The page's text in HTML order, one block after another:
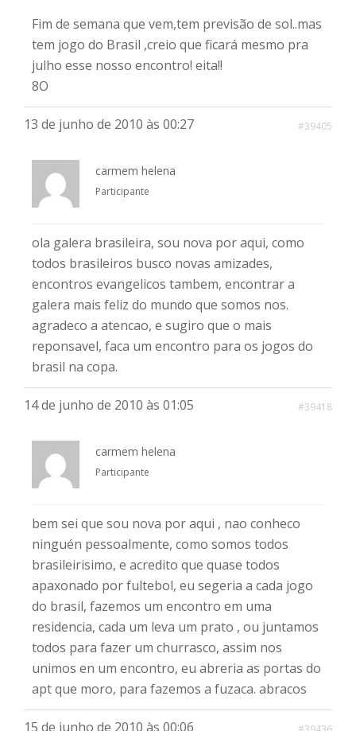
Fim de semana que vem,tem previsão de sol..mas
tem jogo do Brasil ,creio que ficará mesmo pra
julho esse nosso encontro! eita!!
8O
13 de junho de 2010 às 00:27 #39405
carmem helena
Participante
ola galera brasileira, sou nova por aqui, como
todos brasileiros busco novas amizades,
encontros evangelicos tambem, encontrar a
galera mais feliz do mundo que somos nos.
agradeco a atencao, e sugiro que o mais
reponsavel, faca um encontro para os jogos do
brasil na copa.
14 de junho de 2010 às 01:05 #39418
carmem helena
Participante
bem sei que sou nova por aqui , nao conheco
ninguén pessoalmente, como somos todos
brasileirisimo, e acredito que quase todos
apaxonado por fultebol, eu segeria a cada jogo
do brasil, fazemos um encontro em uma
residencia, cada um leva um prato , ou juntamos
todos para fazer um churrasco, assim nos
unimos en um encontro, eu abreria as portas do
apt que moro, para fazemos a fuzaca. abracos
15 de junho de 2010 às 00:06